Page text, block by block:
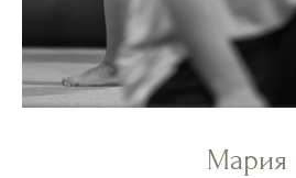
Мария